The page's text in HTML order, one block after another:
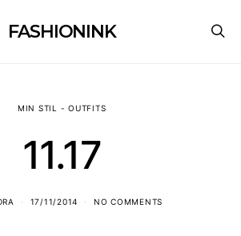
FASHIONINK
MIN STIL - OUTFITS
11.17
17/11/2014 NO COMMENTS